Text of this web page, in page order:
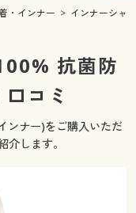
・インナー インナーシャ
抗菌防
コミ
ンナー)をご購入いただ
介します。